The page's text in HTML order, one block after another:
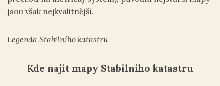
jsou však nejkvalitnější.
Legenda Stabilního katastru
Kde najít mapy Stabilního katastru